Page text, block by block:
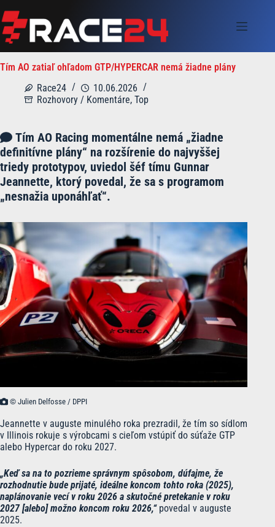
to
content
Tím AO zatiaľ ohľadom GTP/HYPERCAR nemá žiadne plány
Race24
10.06.2026
Rozhovory / Komentáre, Top
Tím AO Racing momentálne nemá „žiadne
definitívne plány“ na rozšírenie do najvyššej
triedy prototypov, uviedol šéf tímu Gunnar
Jeannette, ktorý povedal, že sa s programom
„nesnažia uponáhľať“.
© Julien Delfosse / DPPI
Jeannette v auguste minulého roka prezradil, že tím so sídlom
v Illinois rokuje s výrobcami s cieľom vstúpiť do súťaže GTP
alebo Hypercar do roku 2027.
„Keď sa na to pozrieme správnym spôsobom, dúfajme, že
rozhodnutie bude prijaté, ideálne koncom tohto roka (2025),
naplánovanie vecí v roku 2026 a skutočné pretekanie v roku
2027 [alebo] možno koncom roku 2026,“povedal v auguste
2025.